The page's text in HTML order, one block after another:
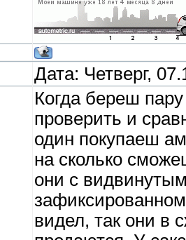
Дата: Четверг,
Когда береш
проверить и
один покупаеш
на сколько
они с
видел, так они в